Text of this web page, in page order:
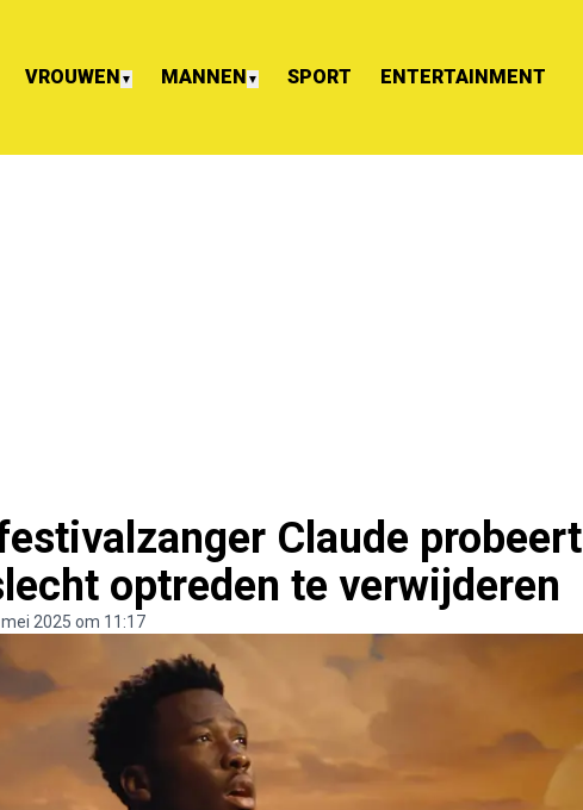
VROUWEN ▼ MANNEN ▼ SPORT ENTERTAINMENT
Claude probeert
optreden te verwijderen
2025 om 11:17